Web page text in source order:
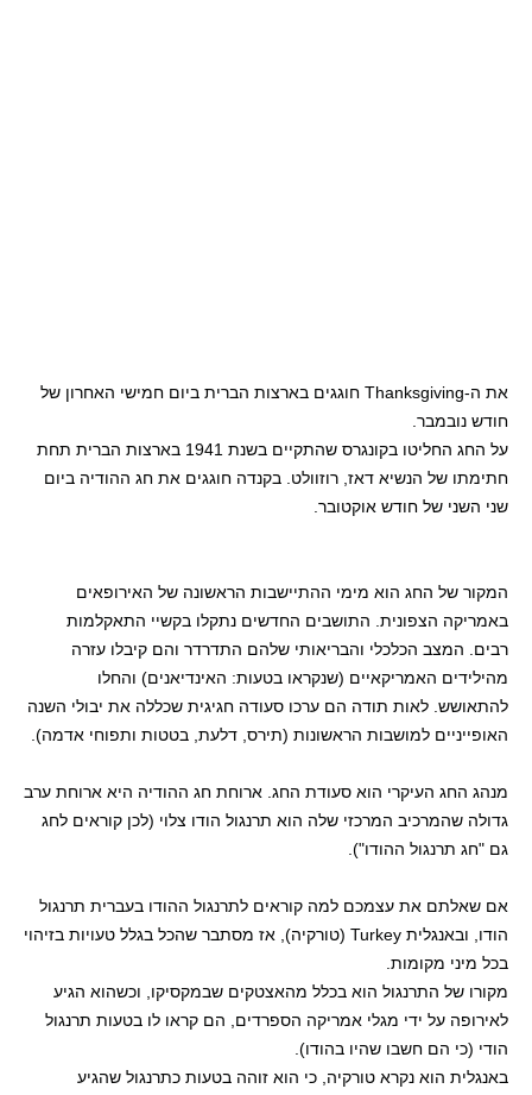
את ה-Thanksgiving חוגגים בארצות הברית ביום חמישי האחרון של
חודש נובמבר.
על החג החליטו בקונגרס שהתקיים בשנת 1941 בארצות הברית תחת
חתימתו של הנשיא דאז, רוזוולט. בקנדה חוגגים את חג ההודיה ביום
שני השני של חודש אוקטובר.
המקור של החג הוא מימי ההתיישבות הראשונה של האירופאים
באמריקה הצפונית. התושבים החדשים נתקלו בקשיי התאקלמות
רבים. המצב הכלכלי והבריאותי שלהם התדרדר והם קיבלו עזרה
מהילידים האמריקאיים (שנקראו בטעות: האינדיאנים) והחלו
להתאושש. לאות תודה הם ערכו סעודה חגיגית שכללה את יבולי השנה
האופייניים למושבות הראשונות (תירס, דלעת, בטטות ותפוחי אדמה).
מנהג החג העיקרי הוא סעודת החג. ארוחת חג ההודיה היא ארוחת ערב
גדולה שהמרכיב המרכזי שלה הוא תרנגול הודו צלוי (לכן קוראים לחג
גם "חג תרנגול ההודו").
אם שאלתם את עצמכם למה קוראים לתרנגול ההודו בעברית תרנגול
הודו, ובאנגלית Turkey (טורקיה), אז מסתבר שהכל בגלל טעויות בזיהוי
בכל מיני מקומות.
מקורו של התרנגול הוא בכלל מהאצטקים שבמקסיקו, וכשהוא הגיע
לאירופה על ידי מגלי אמריקה הספרדים, הם קראו לו בטעות תרנגול
הודי (כי הם חשבו שהיו בהודו).
באנגלית הוא נקרא טורקיה, כי הוא זוהה בטעות כתרנגול שהגיע